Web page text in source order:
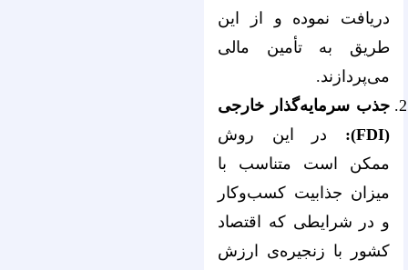
دریافت نموده و از این
طریق به تأمین مالی
می‌‌‌‌‌‌‌‌‌‌‌‌‌‌‌‌‌‌‌‌‌‌‌‌‌‌‌‌‌‌‌‌‌‌‌‌‌‌‌‌‌‌‌‌‌‌‌‌‌‌‌‌‌‌‌‌‌‌‌‌‌‌‌‌پردازند.
جذب سرمایه‌‌‌‌‌‌‌‌‌‌‌‌‌‌‌‌‌‌‌‌‌‌‌‌‌‌‌‌‌‌‌‌‌‌‌‌‌‌‌‌‌‌‌‌‌‌‌‌‌‌‌‌‌‌‌‌‌‌‌‌‌‌‌‌گذار خارجی
(FDI):
در این روش
ممکن است متناسب با
میزان جذابیت کسب‌‌‌‌‌‌‌‌‌‌‌‌‌‌‌‌‌‌‌‌‌‌‌‌‌‌‌‌‌‌‌‌‌‌‌‌‌‌‌‌‌‌‌‌‌‌‌‌‌‌‌‌‌‌‌‌‌‌‌‌‌‌‌‌وکار
و در شرایطی که اقتصاد
کشور با زنجیره‌‌‌‌‌‌‌‌‌‌‌‌‌‌‌‌‌‌‌‌‌‌‌‌‌‌‌‌‌‌‌‌‌‌‌‌‌‌‌‌‌‌‌‌‌‌‌‌‌‌‌‌‌‌‌‌‌‌‌‌‌‌‌‌ی ارزش